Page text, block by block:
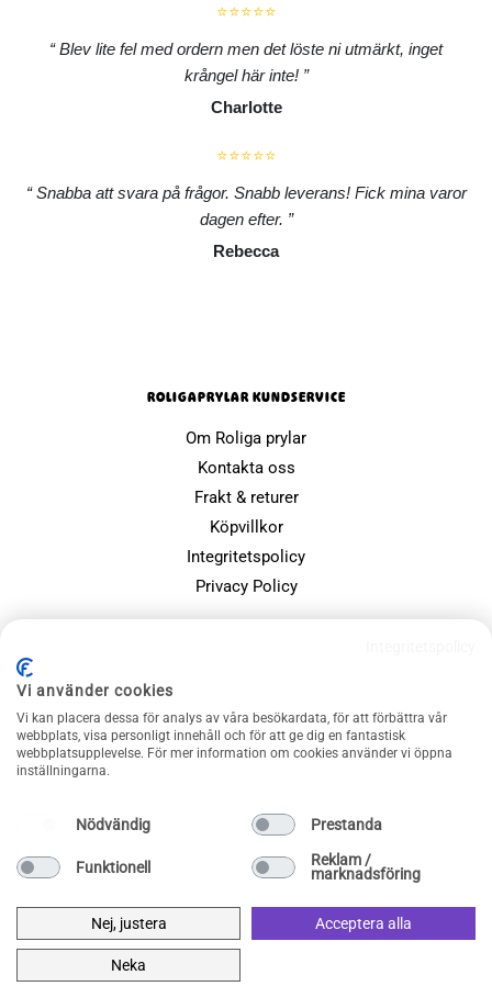
⭐⭐⭐⭐⭐
Blev lite fel med ordern men det löste ni utmärkt, inget
krångel här inte!
Charlotte
⭐⭐⭐⭐⭐
Snabba att svara på frågor. Snabb leverans! Fick mina varor
dagen efter.
Rebecca
ROLIGAPRYLAR KUNDSERVICE
Om Roliga prylar
Kontakta oss
Frakt & returer
Köpvillkor
Integritetspolicy
Privacy Policy
Julklappsspelet
Merchandise
Vi använder cookies
Vi kan placera dessa för analys av våra besökardata, för att förbättra vår
webbplats, visa personligt innehåll och för att ge dig en fantastisk
webbplatsupplevelse. För mer information om cookies använder vi öppna
inställningarna.
Nödvändig Prestanda
Funktionell
Reklam /
marknadsföring
Nej, justera Acceptera alla
Neka